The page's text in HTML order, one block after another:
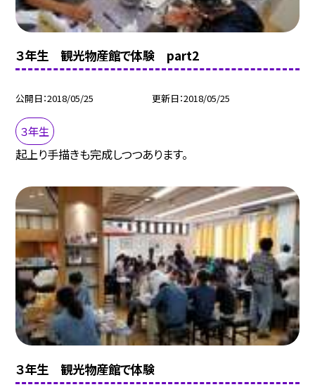
３年生 観光物産館で体験 part2
公開日 2018/05/25 更新日 2018/05/25
３年生
起上り手描きも完成しつつあります。
３年生 観光物産館で体験